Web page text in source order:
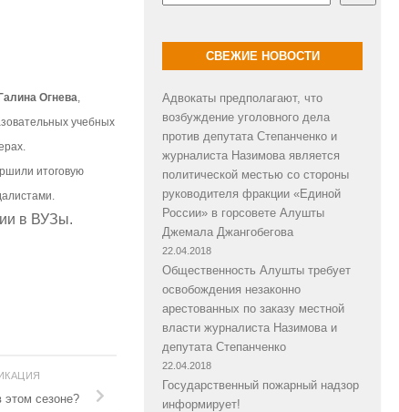
Галина Огнева,
учебных
итоговую
в ВУЗы.
этом сезоне?
СВЕЖИЕ НОВОСТИ
Адвокаты предполагают, что
возбуждение уголовного дела
против депутата Степанченко и
журналиста Назимова является
политической местью со стороны
руководителя фракции «Единой
России» в горсовете Алушты
Джемала Джангобегова
22.04.2018
Общественность Алушты требует
освобождения незаконно
арестованных по заказу местной
власти журналиста Назимова и
депутата Степанченко
22.04.2018
Государственный пожарный надзор
информирует!